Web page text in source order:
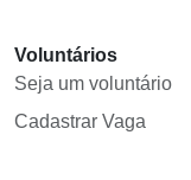
Voluntários
Seja um voluntário
Cadastrar Vaga